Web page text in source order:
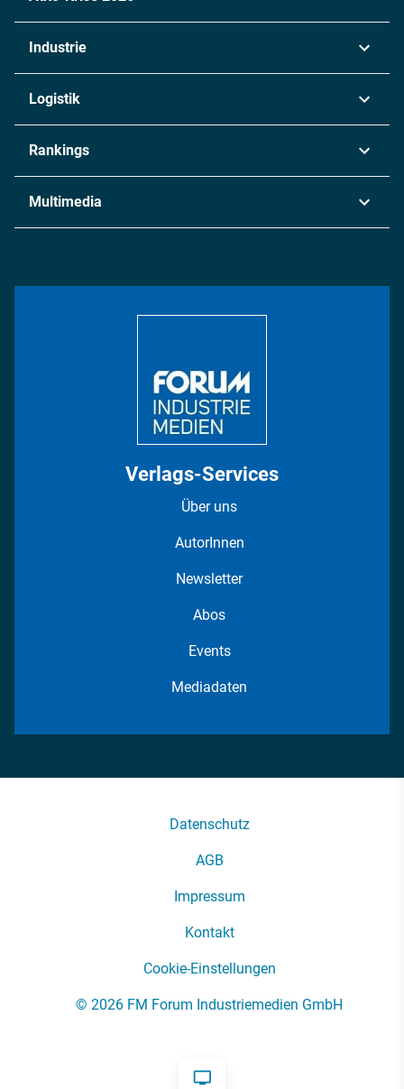
Industrie
Chemie
Metall
Energie
Logistik
Rankings
Multimedia
Verlags-Services
Über uns
AutorInnen
Newsletter
Abos
Events
Mediadaten
Datenschutz
AGB
Impressum
Kontakt
Cookie-Einstellungen
© 2026 FM Forum Industriemedien GmbH